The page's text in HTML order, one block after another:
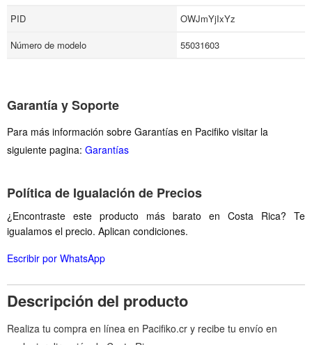
PID
OWJmYjIxYz
Número de modelo
55031603
Garantía y Soporte
Para más información sobre Garantías en Pacifiko visitar la
siguiente pagina: Garantías
Política de Igualación de Precios
¿Encontraste este producto más barato en Costa Rica? Te
igualamos el precio. Aplican condiciones.
Escribir por WhatsApp
Descripción del producto
Realiza tu compra en línea en Pacifiko.cr y recibe tu envío en